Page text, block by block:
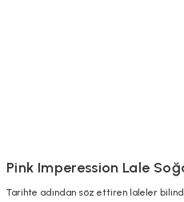
Pink Imperession Lale
Tarihte adından söz ettiren laleler